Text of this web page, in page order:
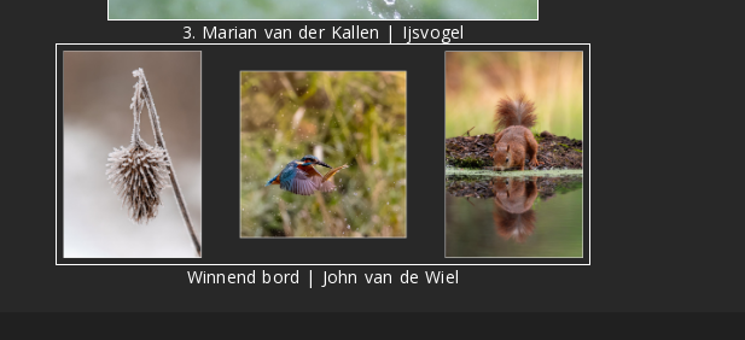
3. Marian van der Kallen | Ijsvogel
Winnend bord | John van de Wiel